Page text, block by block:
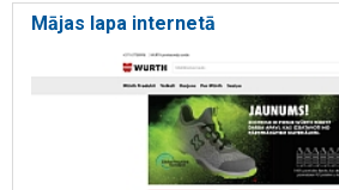
Mājas lapa internetā